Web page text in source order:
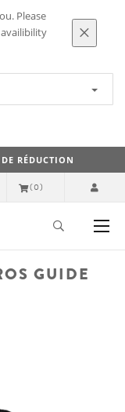
Please
RÉDUCTION
(0)
GUIDE